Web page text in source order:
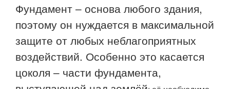
Фундамент – основа любого здания,
поэтому он нуждается в максимальной
защите от любых неблагоприятных
воздействий. Особенно это касается
цоколя – части фундамента,